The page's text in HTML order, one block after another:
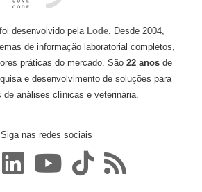
desenvolvido pela Lode. Desde 2004,
de informação laboratorial completos,
práticas do mercado. São 22 anosde
e desenvolvimento de soluções para
de análises clínicas e veterinária.
Siga nas redes sociais